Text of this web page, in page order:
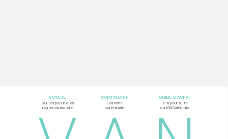
VOYAGE
Sur les plus belles
routes du monde
GUIDE D’ACHAT
À la poursuite
du VW California
COMPARATIF
Les vans
tout-terrain